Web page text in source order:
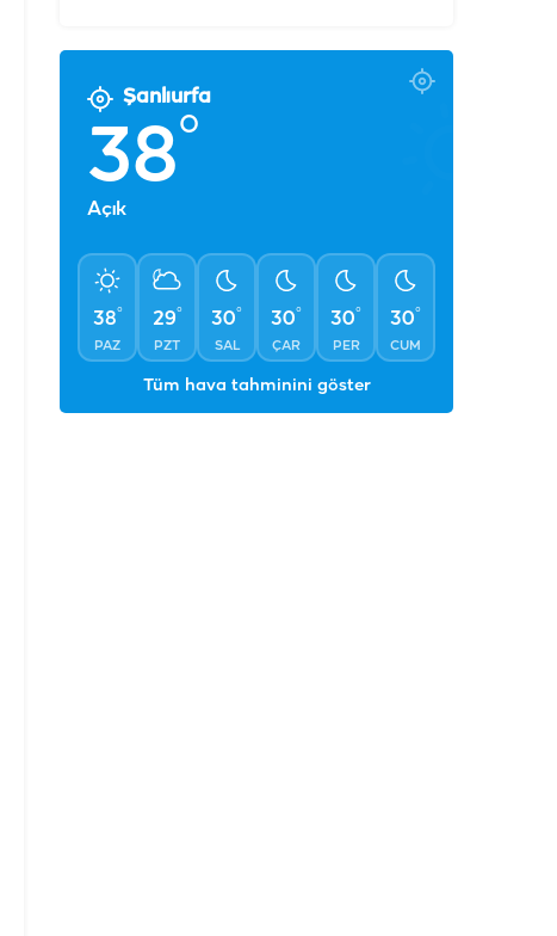
Şanlıurfa
38°
Açık
38°
PAZ
29°
PZT
30°
SAL
30°
ÇAR
30°
PER
30°
CUM
Tüm hava tahminini göster